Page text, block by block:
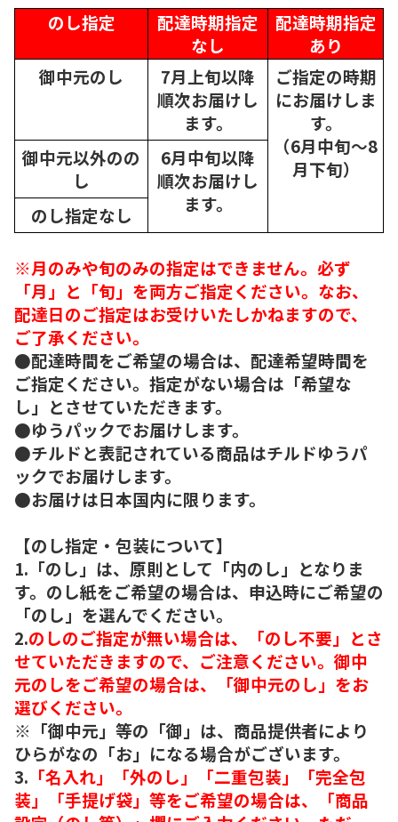
のし指定
配達時期指定
なし
配達時期指定
あり
御中元のし
7月上旬以降
順次お届けし
ます。
ご指定の時期
にお届けしま
す。
（6月中旬～8
月下旬）
御中元以外のの
し
6月中旬以降
順次お届けし
ます。
のし指定なし
※月のみや旬のみの指定はできません。必ず
「月」と「旬」を両方ご指定ください。なお、
配達日のご指定はお受けいたしかねますので、
ご了承ください。
●配達時間をご希望の場合は、配達希望時間を
ご指定ください。指定がない場合は「希望な
し」とさせていただきます。
●ゆうパックでお届けします。
●チルドと表記されている商品はチルドゆうパ
ックでお届けします。
●お届けは日本国内に限ります。
【のし指定・包装について】
1.「のし」は、原則として「内のし」となりま
す。のし紙をご希望の場合は、申込時にご希望の
「のし」を選んでください。
2.のしのご指定が無い場合は、「のし不要」とさ
せていただきますので、ご注意ください。御中
元のしをご希望の場合は、「御中元のし」をお
選びください。
※「御中元」等の「御」は、商品提供者により
ひらがなの「お」になる場合がございます。
3. 「名入れ」「外のし」「二重包装」「完全包
装」「手提げ袋」等をご希望の場合は、「商品